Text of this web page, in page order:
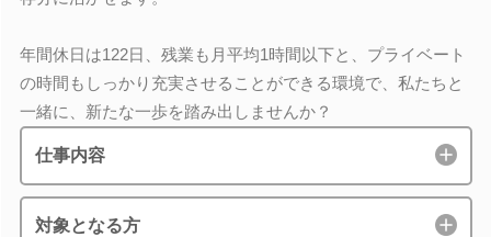
年間休日は122日、残業も月平均1時間以下と、プライベート
の時間もしっかり充実させることができる環境で、私たちと
一緒に、新たな一歩を踏み出しませんか？
仕事内容
対象となる方